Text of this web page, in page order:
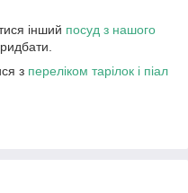
інший посуд з нашого
з переліком тарілок і піал